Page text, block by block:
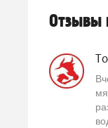
Отзывы